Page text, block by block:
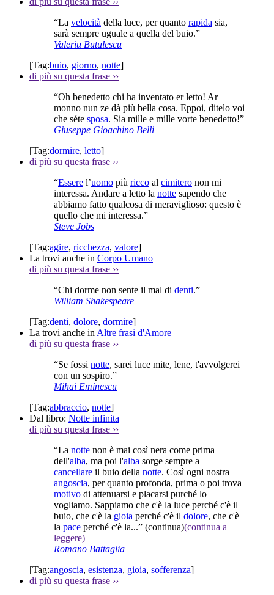
“La velocità della luce, per quanto rapida sia,
sarà sempre uguale a quella del buio.”
Valeriu Butulescu
[Tag:buio, giorno, notte]
di più su questa frase ››
“Oh benedetto chi ha inventato er letto! Ar
monno nun ze dà più bella cosa. Eppoi, ditelo voi
che séte sposa. Sia mille e mille vorte benedetto!”
Giuseppe Gioachino Belli
[Tag:dormire, letto]
di più su questa frase ››
“Essere l’uomo più ricco al cimitero non mi
interessa. Andare a letto la notte sapendo che
abbiamo fatto qualcosa di meraviglioso: questo è
quello che mi interessa.”
Steve Jobs
[Tag:agire, ricchezza, valore]
La trovi anche in Corpo Umano
di più su questa frase ››
“Chi dorme non sente il mal di denti.”
William Shakespeare
[Tag:denti, dolore, dormire]
La trovi anche in Altre frasi d'Amore
di più su questa frase ››
“Se fossi notte, sarei luce mite, lene, t'avvolgerei
con un sospiro.”
Mihai Eminescu
[Tag:abbraccio, notte]
Dal libro: Notte infinita
di più su questa frase ››
“La notte non è mai così nera come prima
dell'alba, ma poi l'alba sorge sempre a
cancellare il buio della notte. Così ogni nostra
angoscia, per quanto profonda, prima o poi trova
motivo di attenuarsi e placarsi purché lo
vogliamo. Sappiamo che c'è la luce perché c'è il
buio, che c'è la gioia perché c'è il dolore, che c'è
la pace perché c'è la...” (continua)(continua a
leggere)
Romano Battaglia
[Tag:angoscia, esistenza, gioia, sofferenza]
di più su questa frase ››